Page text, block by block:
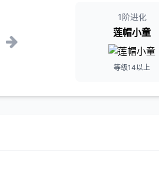
1阶进化
莲帽小童
等级14以上